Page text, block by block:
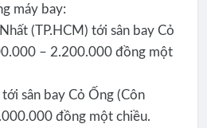
máy bay:
(TP.HCM) tới sân bay Cỏ
– 2.200.000 đồng một
tới sân bay Cỏ Ống (Côn
đồng một chiều.